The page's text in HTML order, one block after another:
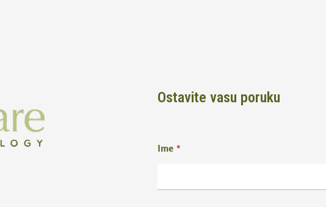
Ostavite vasu poruku
Ime *